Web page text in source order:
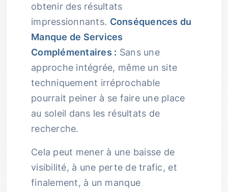
obtenir des résultats
impressionnants. Conséquences du
Manque de Services
Complémentaires : Sans une
approche intégrée, même un site
techniquement irréprochable
pourrait peiner à se faire une place
au soleil dans les résultats de
recherche.
Cela peut mener à une baisse de
visibilité, à une perte de trafic, et
finalement, à un manque